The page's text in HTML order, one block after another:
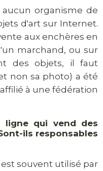
organisme de
d'art sur Internet.
aux enchères en
marchand, ou sur
des objets, il faut
non sa photo) a été
à une fédération
ligne qui vend des
ils responsables
souvent utilisé par